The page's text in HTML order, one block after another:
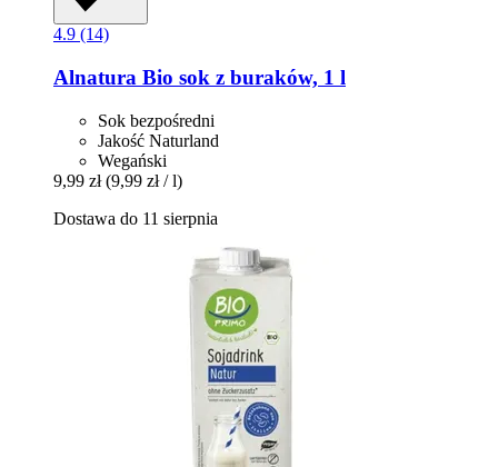
4.9 (14)
Alnatura Bio sok z buraków, 1 l
Sok bezpośredni
Jakość Naturland
Wegański
9,99 zł (9,99 zł / l)
Dostawa do 11 sierpnia